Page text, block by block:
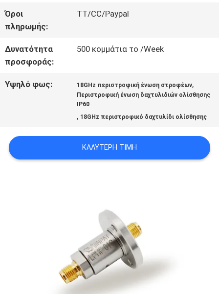
ΜΕ
ΖΗΤΉΣΤΕ
ΈΝΑ
ΑΠΌΣΠΑΣΜΑ
PRIVACY
Όροι
πληρωμής:
TT/CC/Paypal
Δυνατότητα
προσφοράς:
500 κομμάτια το /Week
Υψηλό φως: 18GHz περιστροφική ένωση στροφέων,
Περιστροφική ένωση δαχτυλιδιών ολίσθησης
IP60
, 18GHz περιστροφικό δαχτυλίδι ολίσθησης
ΚΑΛΎΤΕΡΗ ΤΙΜΉ